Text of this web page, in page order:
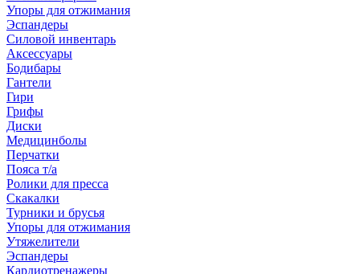
Упоры для отжимания
Эспандеры
Силовой инвентарь
Аксессуары
Бодибары
Гантели
Гири
Грифы
Диски
Медицинболы
Перчатки
Пояса т/а
Ролики для пресса
Скакалки
Турники и брусья
Упоры для отжимания
Утяжелители
Эспандеры
Кардиотренажеры